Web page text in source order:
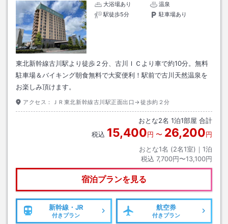
大浴場あり
温泉
駅徒歩5分
駐車場あり
東北新幹線古川駅より徒歩２分、古川ＩＣより車で約10分。無料
駐車場＆バイキング朝食無料で大変便利！駅前で古川天然温泉を
お楽しみ頂けます。
アクセス： ＪＲ東北新幹線古川駅正面出口→徒歩約２分
おとな2名 1泊1部屋 合計
税込 15,400円 〜 26,200円
おとな1名 (2名1室)｜ 1泊
税込 7,700円〜13,100円
宿泊プランを見る
新幹線・JR
付きプラン
航空券
付きプラン